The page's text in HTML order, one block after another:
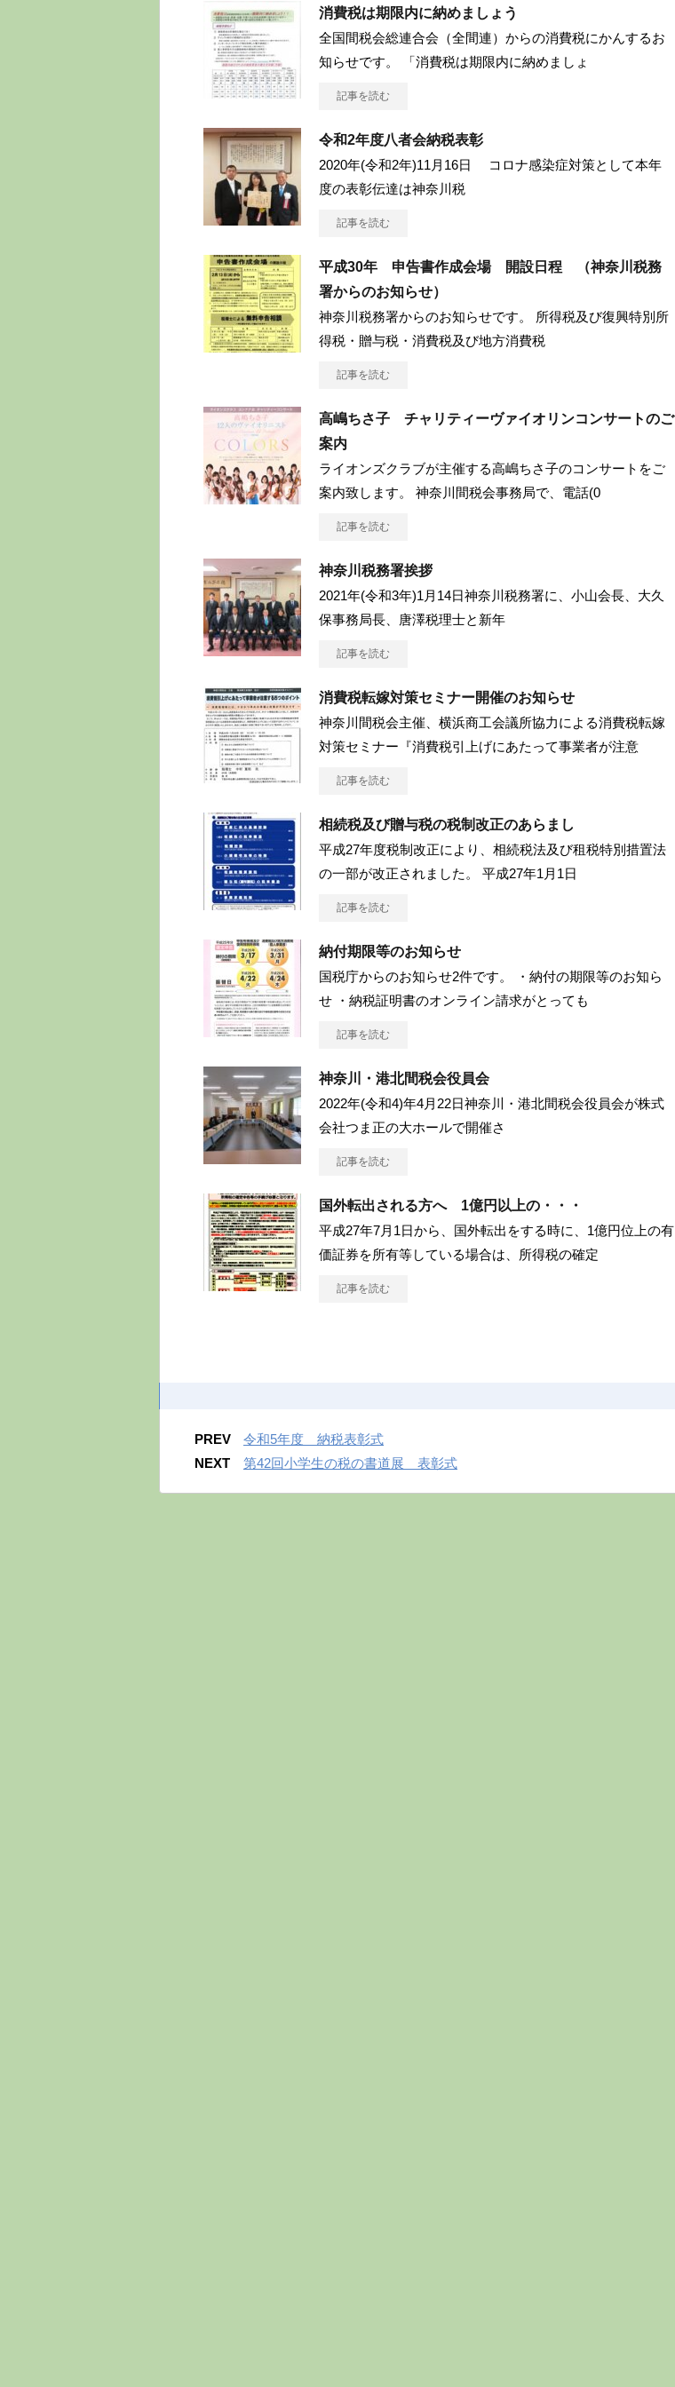
消費税は期限内に納めましょう
全国間税会総連合会（全間連）からの消費税にかんするお
知らせです。 「消費税は期限内に納めましょ
記事を読む
令和2年度八者会納税表彰
2020年(令和2年)11月16日 コロナ感染症対策として本年
度の表彰伝達は神奈川税
記事を読む
平成30年 申告書作成会場 開設日程 （神奈川税務
署からのお知らせ）
神奈川税務署からのお知らせです。 所得税及び復興特別所
得税・贈与税・消費税及び地方消費税
記事を読む
高嶋ちさ子 チャリティーヴァイオリンコンサートのご
案内
ライオンズクラブが主催する高嶋ちさ子のコンサートをご
案内致します。 神奈川間税会事務局で、電話(0
記事を読む
神奈川税務署挨拶
2021年(令和3年)1月14日神奈川税務署に、小山会長、大久
保事務局長、唐澤税理士と新年
記事を読む
消費税転嫁対策セミナー開催のお知らせ
神奈川間税会主催、横浜商工会議所協力による消費税転嫁
対策セミナー『消費税引上げにあたって事業者が注意
記事を読む
相続税及び贈与税の税制改正のあらまし
平成27年度税制改正により、相続税法及び租税特別措置法
の一部が改正されました。 平成27年1月1日
記事を読む
納付期限等のお知らせ
国税庁からのお知らせ2件です。 ・納付の期限等のお知ら
せ ・納税証明書のオンライン請求がとっても
記事を読む
神奈川・港北間税会役員会
2022年(令和4)年4月22日神奈川・港北間税会役員会が株式
会社つま正の大ホールで開催さ
記事を読む
国外転出される方へ 1億円以上の・・・
平成27年7月1日から、国外転出をする時に、1億円位上の有
価証券を所有等している場合は、所得税の確定
記事を読む
PREV
令和5年度 納税表彰式
NEXT
第42回小学生の税の書道展 表彰式